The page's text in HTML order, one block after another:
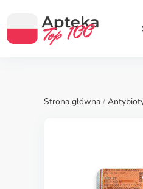
Strona główna /